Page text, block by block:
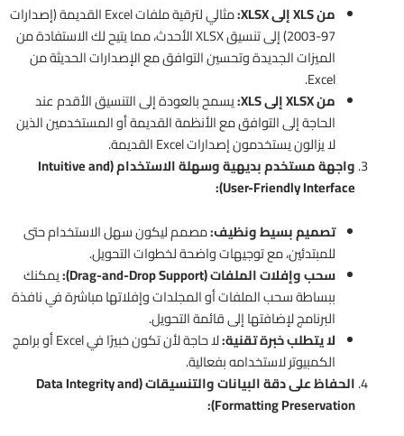
من XLS إلى XLSX:
مثالي لترقية ملفات Excel القديمة (إصدارات
97-2003) إلى تنسيق XLSX الأحدث، مما يتيح لك الاستفادة من
الميزات الجديدة وتحسين التوافق مع الإصدارات الحديثة من
Excel.
من XLSX إلى XLS:
يسمح بالعودة إلى التنسيق الأقدم عند
الحاجة إلى التوافق مع الأنظمة القديمة أو المستخدمين الذين
لا يزالون يستخدمون إصدارات Excel القديمة.
واجهة مستخدم بديهية وسهلة الاستخدام (Intuitive and
User-Friendly Interface):
تصميم بسيط ونظيف:مصمم ليكون سهل الاستخدام حتى
للمبتدئين، مع توجيهات واضحة لخطوات التحويل.
سحب وإفلات الملفات (Drag-and-Drop Support):
يمكنك
ببساطة سحب الملفات أو المجلدات وإفلاتها مباشرة في نافذة
البرنامج لإضافتها إلى قائمة التحويل.
لا يتطلب خبرة تقنية:
لا حاجة لأن تكون خبيرًا في Excel أو برامج
الكمبيوتر لاستخدامه بفعالية.
الحفاظ على دقة البيانات والتنسيقات (Data Integrity and
Formatting Preservation):